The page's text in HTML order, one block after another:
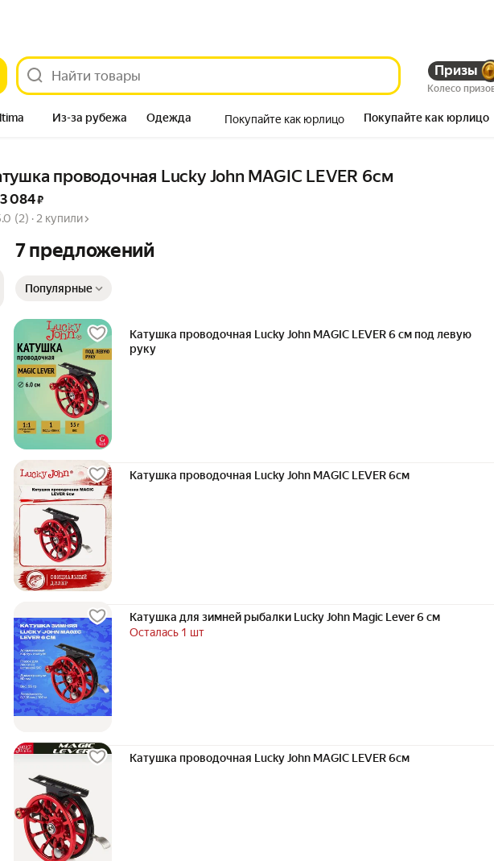
Призы
Колесо
Из-за рубежа Одежда Покупайте как юрлицо Покупайте как юрлицо
проводочная Lucky John MAGIC LEVER 6см
3 084 ₽
(2) · 2 купили
7 предложений
Популярные
Катушка проводочная Lucky John MAGIC LEVER 6 см под левую
руку
Катушка проводочная Lucky John MAGIC LEVER 6см
Катушка для зимней рыбалки Lucky John Magic Lever 6 см
Осталась 1 шт
Катушка проводочная Lucky John MAGIC LEVER 6см